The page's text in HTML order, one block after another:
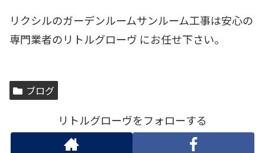
リクシルのガーデンルームサンルーム工事は安心の
専門業者のリトルグローヴ にお任せ下さい。
ブログ
リトルグローヴをフォローする